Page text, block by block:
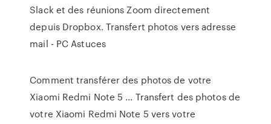
Slack et des réunions Zoom directement
depuis Dropbox. Transfert photos vers adresse
mail - PC Astuces
Comment transférer des photos de votre
Xiaomi Redmi Note 5 ... Transfert des photos de
votre Xiaomi Redmi Note 5 vers votre